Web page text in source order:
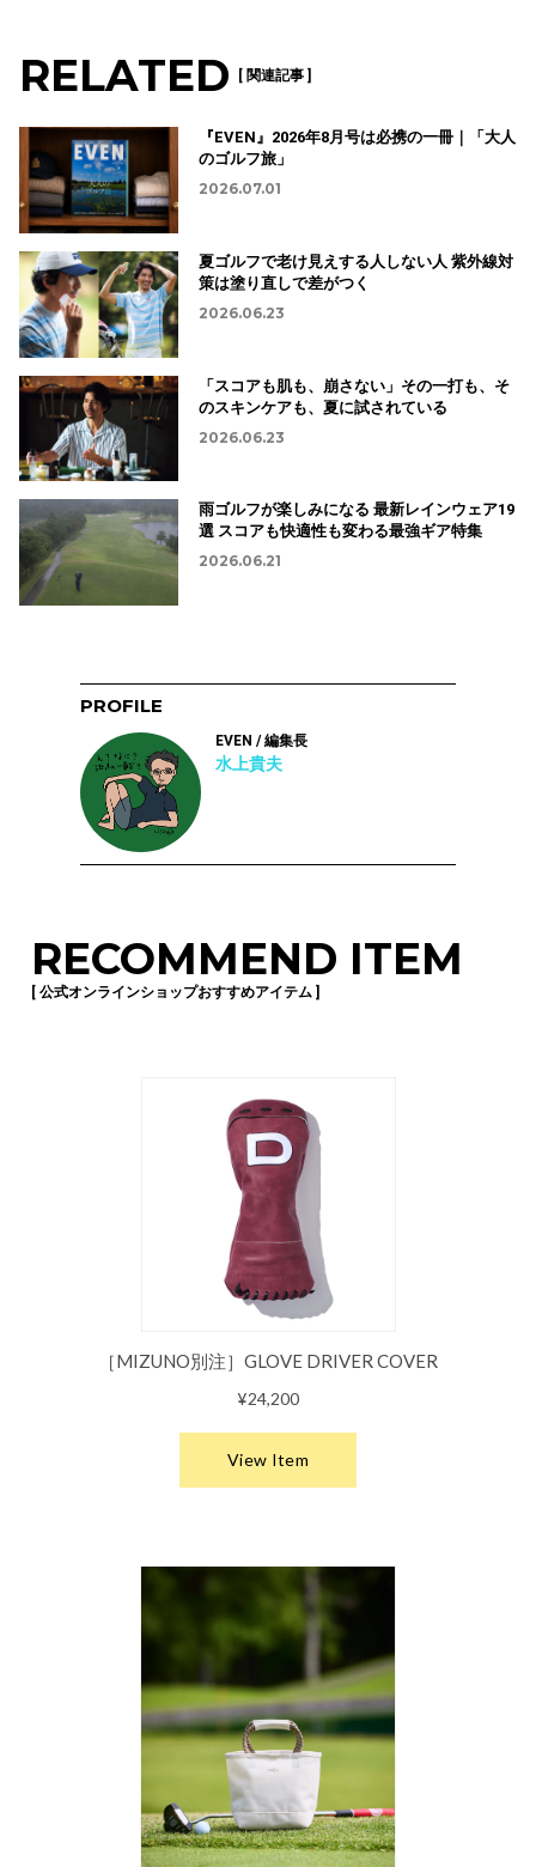
RELATED [ 関連記事 ]
『EVEN』2026年8月号は必携の一冊｜「大人
のゴルフ旅」
2026.07.01
夏ゴルフで老け見えする人しない人 紫外線対
策は塗り直しで差がつく
2026.06.23
「スコアも肌も、崩さない」その一打も、そ
のスキンケアも、夏に試されている
2026.06.23
雨ゴルフが楽しみになる 最新レインウェア19
選 スコアも快適性も変わる最強ギア特集
2026.06.21
PROFILE
EVEN / 編集長
水上貴夫
RECOMMEND ITEM
[ 公式オンラインショップおすすめアイテム ]